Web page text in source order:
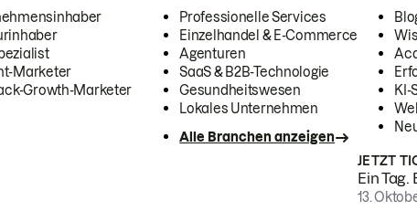
Marketer
Growth-Marketer
Professionelle Services
Einzelhandel & E-Commerce
Agenturen
SaaS & B2B-Technologie
Gesundheitswesen
Lokales Unternehmen
Alle Branchen anzeigen
KI-
JETZT
Ein
13.